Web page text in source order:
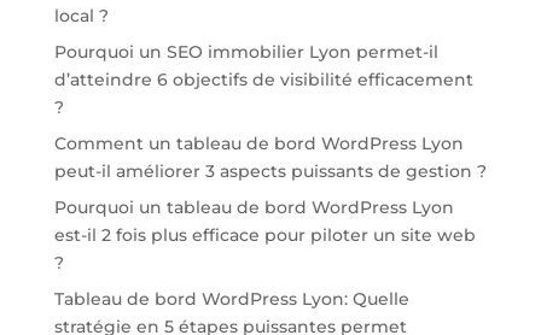
local ?
Pourquoi un SEO immobilier Lyon permet-il
d’atteindre 6 objectifs de visibilité efficacement
?
Comment un tableau de bord WordPress Lyon
peut-il améliorer 3 aspects puissants de gestion ?
Pourquoi un tableau de bord WordPress Lyon
est-il 2 fois plus efficace pour piloter un site web
?
Tableau de bord WordPress Lyon: Quelle
stratégie en 5 étapes puissantes permet